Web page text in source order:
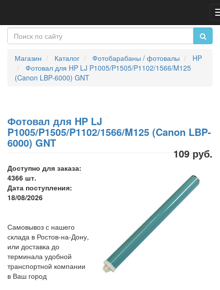
Магазин Каталог Фотобарабаны / фотовалы
HP
Фотовал для HP LJ P1005/P1505/P1102/1566/M125
(Canon LBP-6000) GNT
Фотовал для HP LJ
P1005/P1505/P1102/1566/M125 (Canon LBP-
6000) GNT
109 руб.
Доступно для заказа:
4366 шт.
Дата поступления:
18/08/2026
Самовывоз с нашего
склада в Ростов-на-Дону,
или доставка до
терминала удобной
транспортной компании
в Ваш город